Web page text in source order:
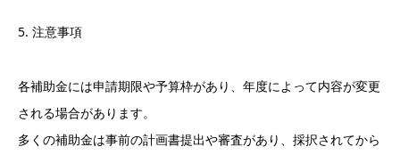
5. 注意事項
各補助金には申請期限や予算枠があり、年度によって内容が変更
される場合があります。
多くの補助金は事前の計画書提出や審査があり、採択されてから